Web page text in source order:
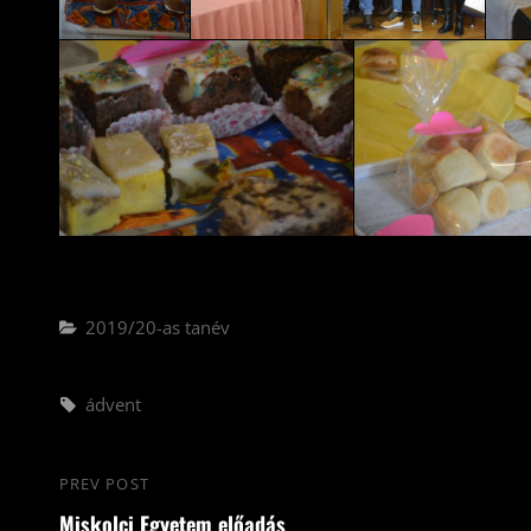
Categories
2019/20-as tanév
Tags,
ádvent
Bejegyzés
Previous
Post
PREV POST
Miskolci Egyetem előadás